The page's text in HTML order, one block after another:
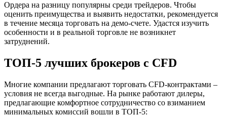
Ордера на разницу популярны среди трейдеров. Чтобы
оценить преимущества и выявить недостатки, рекомендуется
в течение месяца торговать на демо-счете. Удастся изучить
особенности и в реальной торговле не возникнет
затруднений.
ТОП-5 лучших брокеров с CFD
Многие компании предлагают торговать CFD-контрактами –
условия не всегда выгодные. На рынке работают дилеры,
предлагающие комфортное сотрудничество со взиманием
минимальных комиссий вошли в ТОП-5: